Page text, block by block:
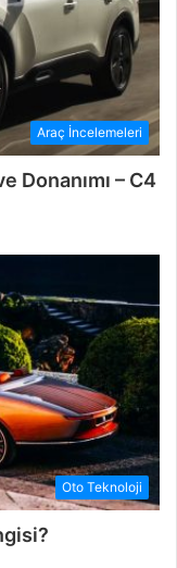
Araç İncelemeleri
Donanımı – C4
Oto Teknoloji